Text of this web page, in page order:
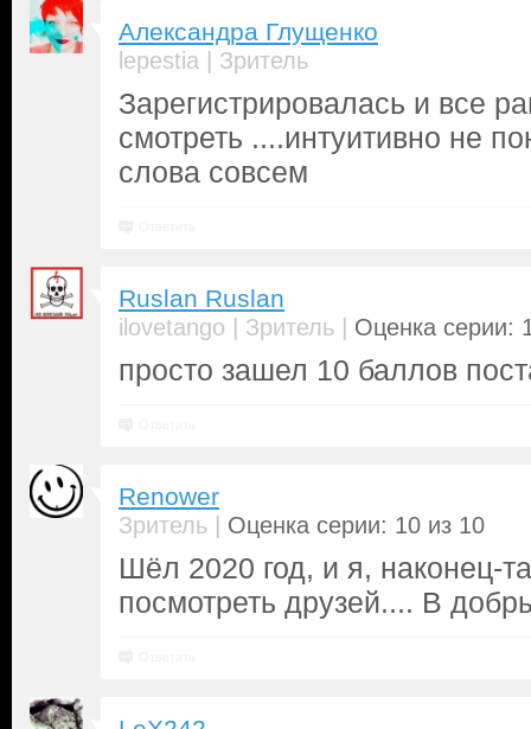
Александра Глущенко
lepestia | Зритель
Зарегистрировалась и все
смотреть ....интуитивно не
слова совсем
Ruslan Ruslan
ilovetango | Зритель | Оценка серии:
просто зашел 10 баллов
Renower
Зритель | Оценка серии: 10 из 10
Шёл 2020 год, и я, наконец-
посмотреть друзей.... В